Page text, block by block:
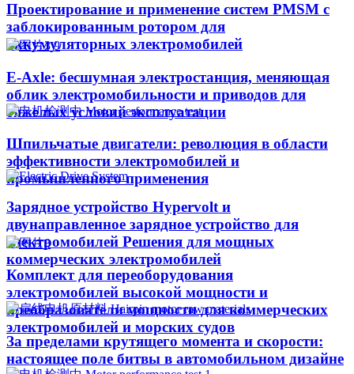
Проектирование и применение систем PMSM с
заблокированным ротором для
аккумуляторных электромобилей
E-Axle: бесшумная электростанция, меняющая
облик электромобильности и приводов для
тяжелых условий эксплуатации
Шпильчатые двигатели: революция в области
эффективности электромобилей и
промышленного применения
Зарядное устройство Hypervolt и
двунаправленное зарядное устройство для
электромобилей Решения для мощных
коммерческих электромобилей
Комплект для переоборудования
электромобилей высокой мощности и
преобразователи мощности для коммерческих
электромобилей и морских судов
За пределами крутящего момента и скорости:
настоящее поле битвы в автомобильном дизайне